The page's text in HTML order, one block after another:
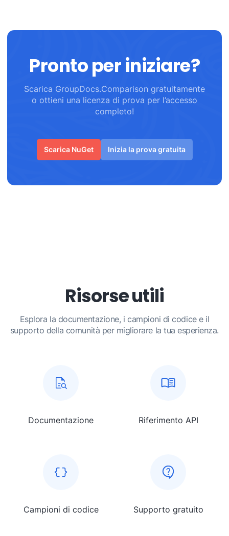
Pronto per iniziare?
Scarica GroupDocs.Comparison gratuitamente
o ottieni una licenza di prova per l’accesso
completo!
Scarica NuGet Inizia la prova gratuita
Risorse utili
Esplora la documentazione, i campioni di codice e il
supporto della comunità per migliorare la tua esperienza.
Documentazione Riferimento API
Campioni di codice Supporto gratuito